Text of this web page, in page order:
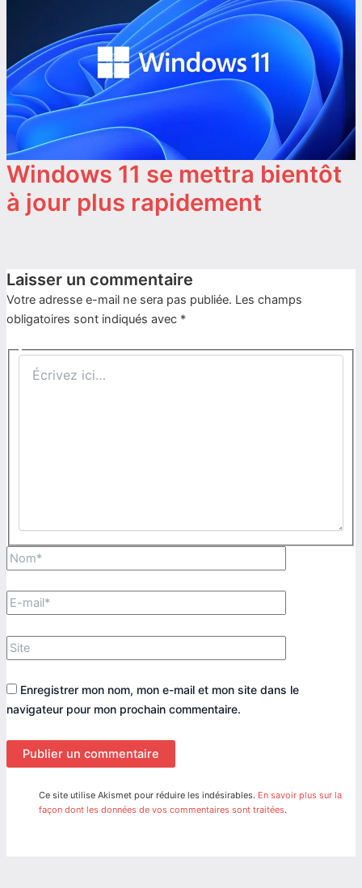
Windows 11 se mettra bientôt
à jour plus rapidement
Laisser un commentaire
Votre adresse e-mail ne sera pas publiée. Les champs
obligatoires sont indiqués avec *
Écrivez
ici…
Nom*
E-
mail*
Site
Enregistrer mon nom, mon e-mail et mon site dans le
navigateur pour mon prochain commentaire.
Ce site utilise Akismet pour réduire les indésirables. En savoir plus sur la
façon dont les données de vos commentaires sont traitées.